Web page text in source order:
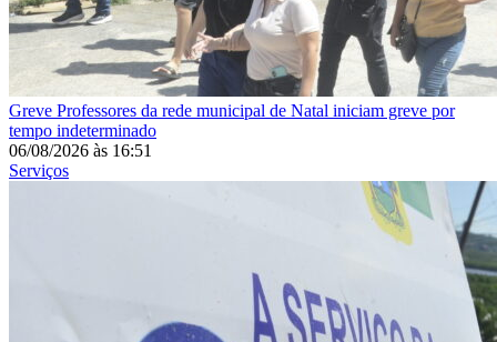
Greve Professores da rede municipal de Natal iniciam greve por
tempo indeterminado
06/08/2026 às 16:51
Serviços